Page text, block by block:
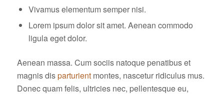
Vivamus elementum semper nisi.
Lorem ipsum dolor sit amet. Aenean commodo
ligula eget dolor.
Aenean massa. Cum sociis natoque penatibus et
magnis disparturientmontes, nascetur ridiculus mus.
Donec quam felis, ultricies nec, pellentesque eu,